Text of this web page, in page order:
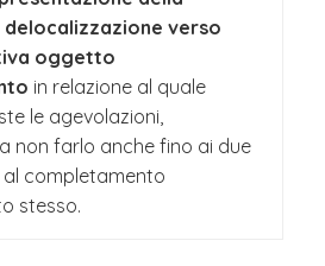
delocalizzazione verso
oggetto
in relazione al quale
le agevolazioni,
non farlo anche fino ai due
al completamento
stesso.